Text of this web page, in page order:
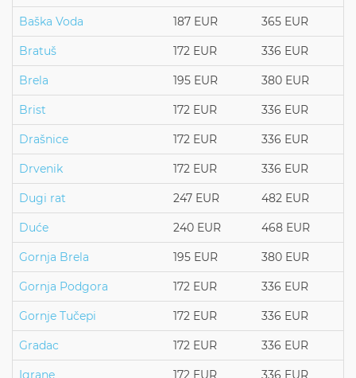
Baška Voda 187 EUR 365 EUR
Bratuš 172 EUR 336 EUR
Brela 195 EUR 380 EUR
Brist 172 EUR 336 EUR
Drašnice 172 EUR 336 EUR
Drvenik 172 EUR 336 EUR
Dugi rat 247 EUR 482 EUR
Duće 240 EUR 468 EUR
Gornja Brela 195 EUR 380 EUR
Gornja Podgora 172 EUR 336 EUR
Gornje Tučepi 172 EUR 336 EUR
Gradac 172 EUR 336 EUR
Igrane 172 EUR 336 EUR